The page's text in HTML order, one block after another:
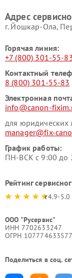
Адрес
г. Йошкар-Ола,
Горячая линия:
+7 (800) 301-55-
Контактный
8 (800) 301-55-83
Электронная
info@canon-
для юридических
manager@fix-
График работы:
ПН-ВСК с 9:00 до
Рейтинг
4.9-5.0
ООО "Русервис"
ИНН 7702633247
ОГРН
Поделиться в соц.